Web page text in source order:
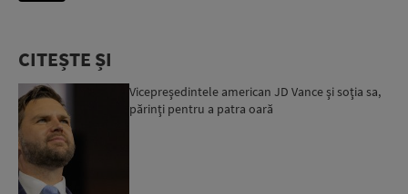
CITEȘTE ȘI
Vicepreşedintele american JD Vance şi soţia sa,
părinţi pentru a patra oară